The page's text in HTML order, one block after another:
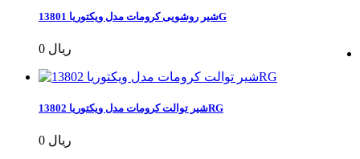
شیر روشویی کرومات مدل ویکتوریا 13801G
0 ریال
شیر توالت کرومات مدل ویکتوریا 13802RG
0 ریال